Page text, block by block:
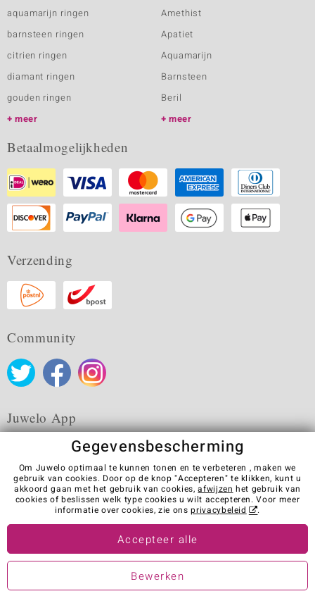
aquamarijn ringen
barnsteen ringen
citrien ringen
diamant ringen
gouden ringen
meer
Amethist
Apatiet
Aquamarijn
Barnsteen
Beril
meer
Betaalmogelijkheden
Verzending
Community
Juwelo App
Algemene verkoopvoorwaarden Privacybeleid
Cookies
Colofon
Contact
Contract herroepen
Visit our stores in other countries:
© Juwelo Deutschland GmbH (Een onderneming van de elumeo SE)
Gegevensbescherming
Om Juwelo optimaal te kunnen tonen en te verbeteren , maken we
gebruik van cookies. Door op de knop "Accepteren" te klikken, kunt u
akkoord gaan met het gebruik van cookies,afwijzen het gebruik van
cookies of beslissen welk type cookies u wilt accepteren. Voor meer
informatie over cookies, zie onsprivacybeleid .
Accepteer alle
Bewerken